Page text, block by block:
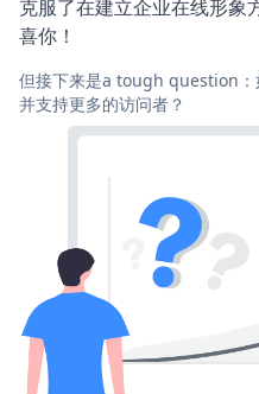
克服了在建立企业在线形象
喜你！
但接下来是a tough question
并支持更多的访问者？